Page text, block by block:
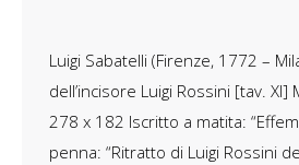
Luigi Sabatelli (Firenze, 1772 –
dell’incisore Luigi Rossini [tav. XI]
278 x 182 Iscritto a matita:
penna: “Ritratto di Luigi Rossini